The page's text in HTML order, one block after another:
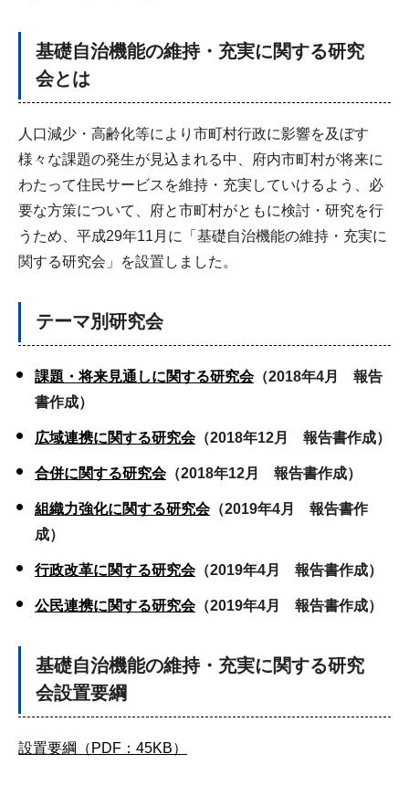
基礎自治機能の維持・充実に関する研究
会とは
人口減少・高齢化等により市町村行政に影響を及ぼす
様々な課題の発生が見込まれる中、府内市町村が将来に
わたって住民サービスを維持・充実していけるよう、必
要な方策について、府と市町村がともに検討・研究を行
うため、平成29年11月に「基礎自治機能の維持・充実に
関する研究会」を設置しました。
テーマ別研究会
課題・将来見通しに関する研究会（2018年4月 報告
書作成）
広域連携に関する研究会（2018年12月 報告書作成）
合併に関する研究会（2018年12月 報告書作成）
組織力強化に関する研究会（2019年4月 報告書作
成）
行政改革に関する研究会（2019年4月 報告書作成）
公民連携に関する研究会（2019年4月 報告書作成）
基礎自治機能の維持・充実に関する研究
会設置要綱
設置要綱（PDF：45KB）